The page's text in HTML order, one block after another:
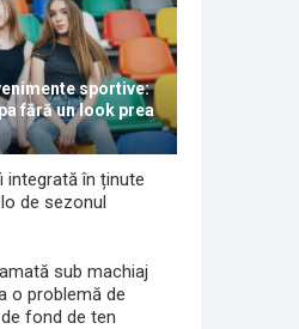
sportive:
fără un look prea
integrată în ținute
de sezonul
sub machiaj
o problemă de
fond de ten